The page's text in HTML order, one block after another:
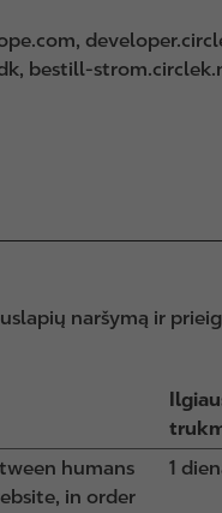
bestill-
naršymą ir
humans
in order
1